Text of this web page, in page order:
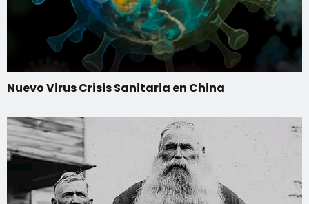
Nuevo Virus Crisis Sanitaria en China